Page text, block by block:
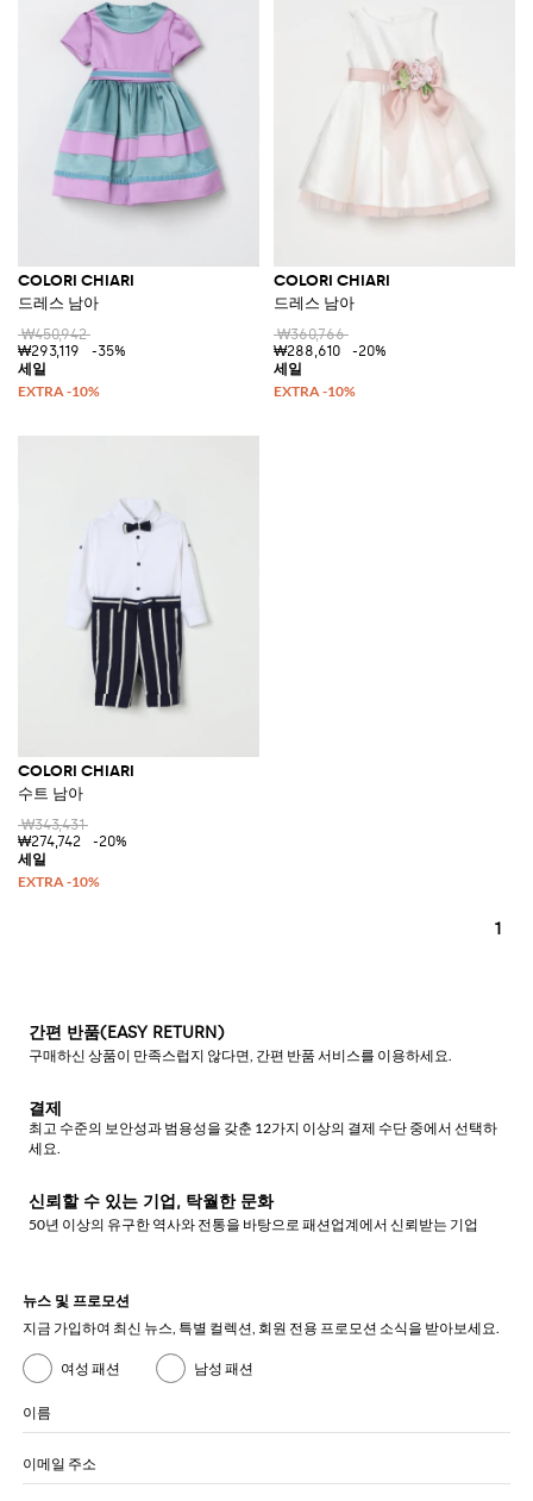
COLORI CHIARI
드레스 남아
₩450,942
₩293,119
-35%
COLORI CHIARI
드레스 남아
₩360,766
₩288,610
-20%
COLORI CHIARI
수트 남아
₩343,431
₩274,742
-20%
1
간편 반품(EASY RETURN)
구매하신 상품이 만족스럽지 않다면, 간편 반품 서비스를 이용하세요.
결제
최고 수준의 보안성과 범용성을 갖춘 12가지 이상의 결제 수단 중에서 선택하
세요.
신뢰할 수 있는 기업, 탁월한 문화
50년 이상의 유구한 역사와 전통을 바탕으로 패션업계에서 신뢰받는 기업
뉴스 및 프로모션
지금 가입하여 최신 뉴스, 특별 컬렉션, 회원 전용 프로모션 소식을 받아보세요.
여성 패션 남성 패션
이름
이메일 주소